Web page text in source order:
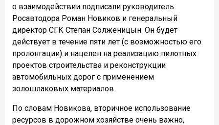
о взаимодействии подписали руководитель
Росавтодора Роман Новиков и генеральный
директор СГК Степан Солженицын. Он будет
действует в течение пяти лет (с возможностью его
пролонгации) и нацелен на реализацию пилотных
проектов строительства и реконструкции
автомобильных дорог с применением
золошлаковых материалов.
По словам Новикова, вторичное использование
ресурсов в дорожном хозяйстве очень важно,